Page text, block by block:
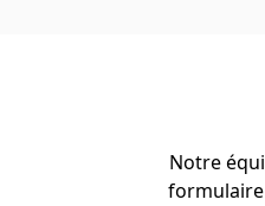
Notre
formulaire